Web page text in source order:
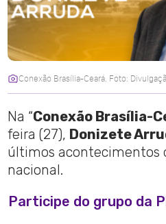
Conexão Brasília-Ceará. Foto:
Na “Conexão Brasília-
feira (27), Donizete
últimos acontecimentos
nacional.
Participe do grupo da